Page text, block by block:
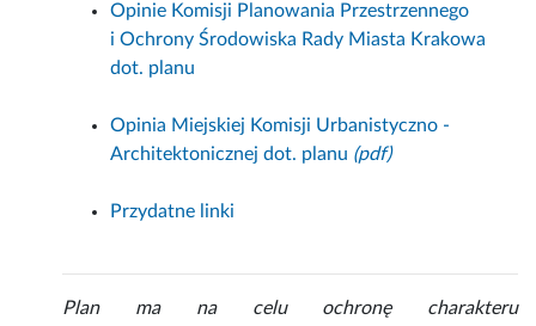
Opinie Komisji Planowania Przestrzennego
i Ochrony Środowiska Rady Miasta Krakowa
dot. planu
Opinia Miejskiej Komisji Urbanistyczno -
Architektonicznej dot. planu (pdf)
Przydatne linki
Plan ma na celu ochronę charakteru